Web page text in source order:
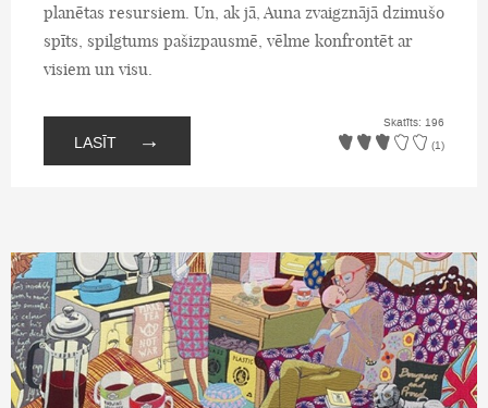
planētas resursiem. Un, ak jā, Auna zvaigznājā dzimušo
spīts, spilgtums pašizpausmē, vēlme konfrontēt ar
visiem un visu.
LASĪT →
Skatīts: 196
(1)